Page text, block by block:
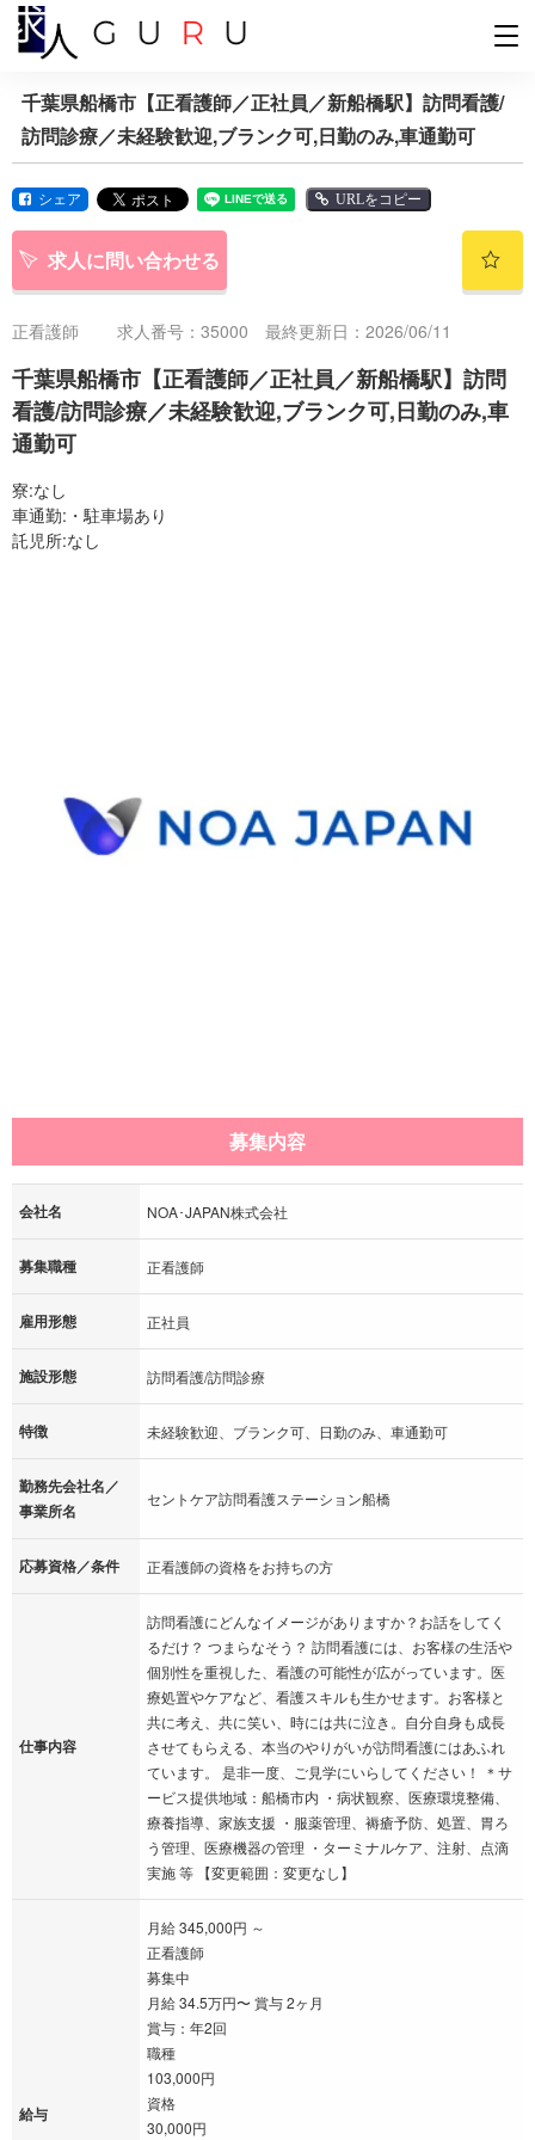
千葉県船橋市【正看護師／正社員／新船橋駅】訪問看護/
訪問診療／未経験歓迎,ブランク可,日勤のみ,車通勤可
シェア URLをコピー
求人に問い合わせる
正看護師 求人番号：35000 最終更新日：2026/06/11
千葉県船橋市【正看護師／正社員／新船橋駅】訪問
看護/訪問診療／未経験歓迎,ブランク可,日勤のみ,車
通勤可
寮:なし
車通勤:・駐車場あり
託児所:なし
募集内容
会社名 NOA･JAPAN株式会社
募集職種 正看護師
雇用形態 正社員
施設形態 訪問看護/訪問診療
特徴 未経験歓迎、ブランク可、日勤のみ、車通勤可
勤務先会社名／
事業所名
セントケア訪問看護ステーション船橋
応募資格／条件 正看護師の資格をお持ちの方
仕事内容
訪問看護にどんなイメージがありますか？お話をしてく
るだけ？ つまらなそう？ 訪問看護には、お客様の生活や
個別性を重視した、看護の可能性が広がっています。医
療処置やケアなど、看護スキルも生かせます。お客様と
共に考え、共に笑い、時には共に泣き。自分自身も成長
させてもらえる、本当のやりがいが訪問看護にはあふれ
ています。 是非一度、ご見学にいらしてください！ ＊サ
ービス提供地域：船橋市内 ・病状観察、医療環境整備、
療養指導、家族支援 ・服薬管理、褥瘡予防、処置、胃ろ
う管理、医療機器の管理 ・ターミナルケア、注射、点滴
実施 等 【変更範囲：変更なし】
給与
月給 345,000円 ～
正看護師
募集中
月給 34.5万円〜 賞与 2ヶ月
賞与：年2回
職種
103,000円
資格
30,000円